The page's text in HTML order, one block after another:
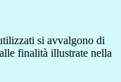
si avvalgono di
finalità illustrate nella